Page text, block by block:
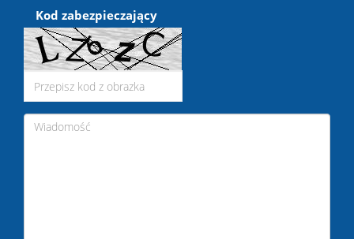
Kod zabezpieczający